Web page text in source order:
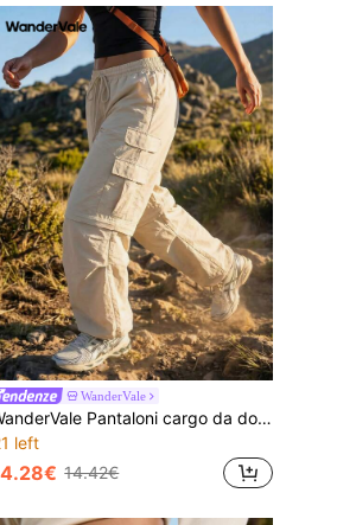
WanderVale
WanderVale Pantaloni cargo da donna tinta unita con coulisse in vita, casual, versatili, per uso quotidiano e all'aperto
left
14.42€